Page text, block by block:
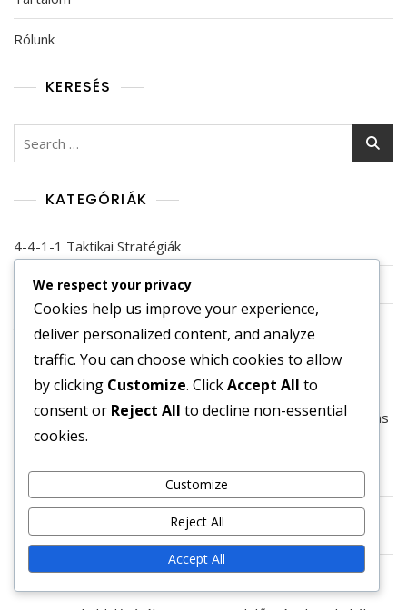
Rólunk
KERESÉS
KATEGÓRIÁK
4-4-1-1 Taktikai Stratégiák
A 4-4-1-1 formáció taktikai elemzése
Játékosok szerepei a 4-4-1-1 felállásban
LEGUTÓBBI BEJEGYZÉSEK
4-4-1-1 Védőszerepek: Felelősségek, Taktikák, Pozicionálás
Taktikák, Pozicionálás
4-4-1-1 Formáció Áttekintés: Erősségek, Gyengeségek,
Taktikák
4-4-1-1 Taktikai Áttekintés: Elvek, Stratégiák, Formációk
We respect your privacy
Cookies help us improve your experience,
deliver personalized content, and analyze
traffic. You can choose which cookies to allow
by clicking Customize. ClickAccept All to
consent or Reject All to decline non-essential
cookies.
Customize
Reject All
Accept All